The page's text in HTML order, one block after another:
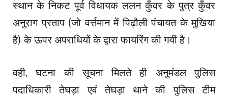
स्थान के निकट पूर्व विधायक ललन कुँवर के पुत्र कुँवर
अनुराग प्रताप (जो वर्त्तमान में पिढ़ौली पंचायत के मुखिया
है) के ऊपर अपराधियों के द्वारा फायरिंग की गयी है।
वही, घटना की सूचना मिलते ही अनुमंडल पुलिस
पदाधिकारी तेघड़ा एवं तेघड़ा थाने की पुलिस टीम